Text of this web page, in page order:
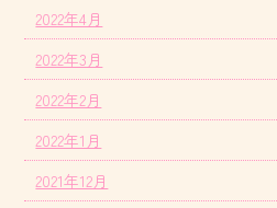
2022年4月
2022年3月
2022年2月
2022年1月
2021年12月